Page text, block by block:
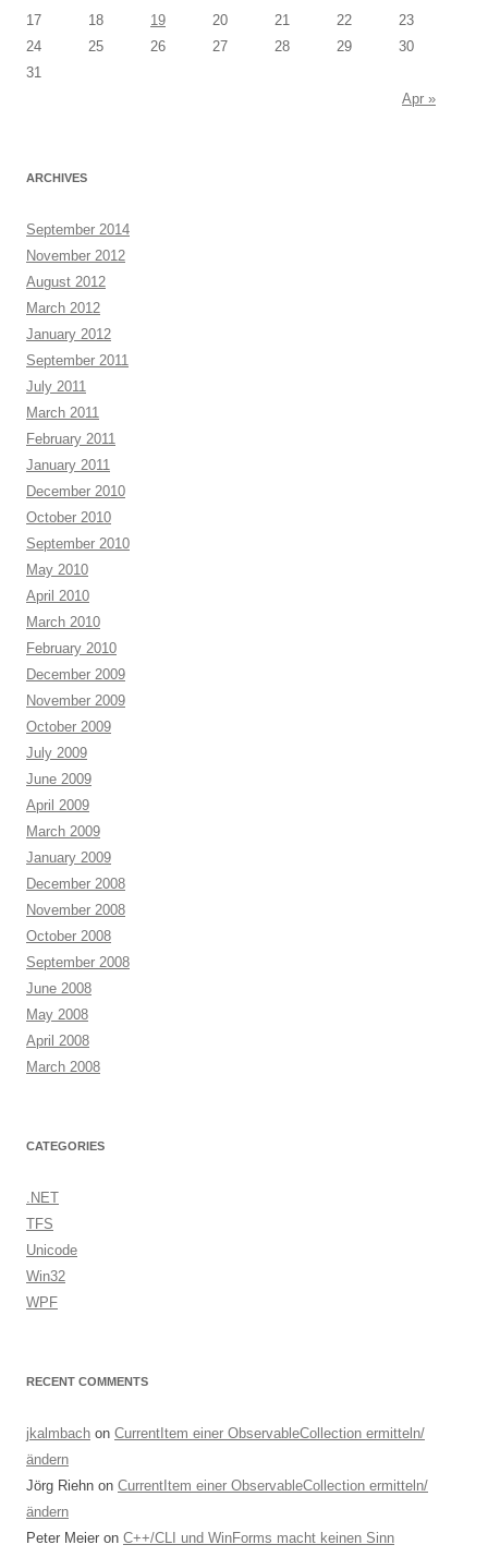
17
18 19 20 21 22
23
24
25 26 27 28 29
30
31
Apr »
ARCHIVES
September 2014
November 2012
August 2012
March 2012
January 2012
September 2011
July 2011
March 2011
February 2011
January 2011
December 2010
October 2010
September 2010
May 2010
April 2010
March 2010
February 2010
December 2009
November 2009
October 2009
July 2009
June 2009
April 2009
March 2009
January 2009
December 2008
November 2008
October 2008
September 2008
June 2008
May 2008
April 2008
March 2008
CATEGORIES
.NET
TFS
Unicode
Win32
WPF
RECENT COMMENTS
jkalmbach on CurrentItem einer ObservableCollection ermitteln/
ändern
Jörg Riehn on CurrentItem einer ObservableCollection ermitteln/
ändern
Peter Meier on C++/CLI und WinForms macht keinen Sinn